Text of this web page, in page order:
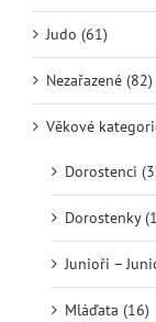
Judo (61)
Nezařazené (82)
Věkové
Dorostenci
Dorostenky
Junioři –
Mláďata (16)